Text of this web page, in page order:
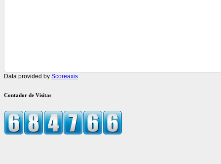
Data provided by Scoreaxis
Contador de Visitas